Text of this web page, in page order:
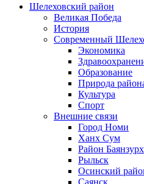
Шелеховский район
Великая Победа
История
Современный
Экономика
Образование
Природа
Культура
Спорт
Внешние связи
Город Номи
Ханх Сум
Район Баянзурх
Рыльск
Осинский
Саянск